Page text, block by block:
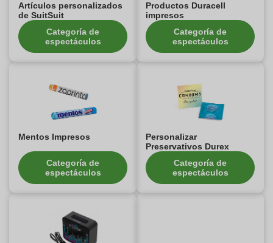
Artículos personalizados
de SuitSuit
Categoría de
espectáculos
Productos Duracell
impresos
Categoría de
espectáculos
Mentos Impresos
Categoría de
espectáculos
Personalizar
Preservativos Durex
Categoría de
espectáculos